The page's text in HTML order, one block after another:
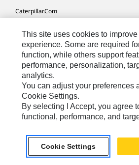
Caterpillar.com
我的营销首选项
站点地图
Cookie Settings
法律
隐私
Africa, Middle East ‧ Chinese© 2026
This site uses cookies to improve
experience. Some are required
function, while others support
performance, personalization,
analytics.
You can adjust your preferences
Cookie Settings.
By selecting I Accept, you agree
functional, performance, and
Cookie Settings